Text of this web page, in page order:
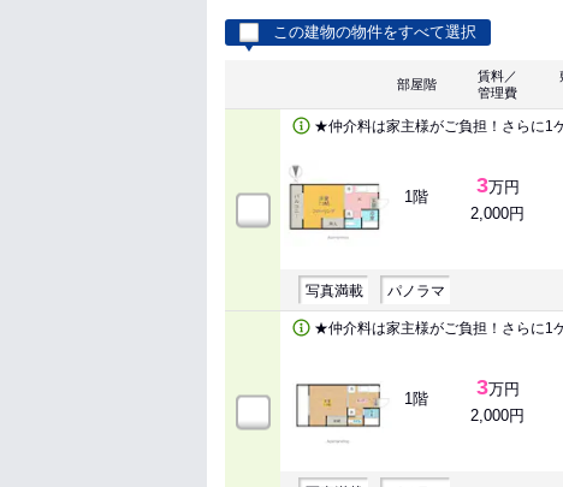
この建物の物件をすべて選択
部屋階
賃料／
管理費
★仲介料は家主様がご負担！さらに1
1階 3万円
2,000円
写真満載 パノラマ
★仲介料は家主様がご負担！さらに1
1階 3万円
2,000円